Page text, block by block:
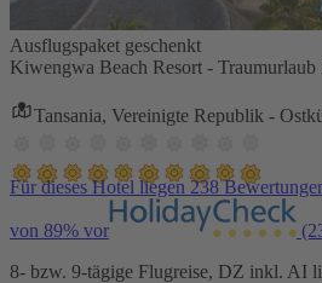
Ausflugspaket geschenkt
Kiwengwa Beach Resort - Traumurlaub
Tansania, Vereinigte Republik -
Für dieses Hotel liegen 238
von 89% vor
8- bzw. 9-tägige Flugreise, DZ inkl. AI